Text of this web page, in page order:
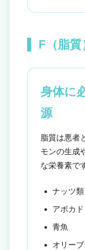
F（脂質
身体に
源
脂質は悪者
モンの生成
な栄養素で
ナッツ類
アボカド
青魚
オリー